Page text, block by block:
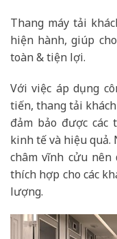
Thang máy tải
hiện hành, giúp
toàn & tiện lợi.
Với việc áp dụng
tiến, thang tải
đảm bảo được các
kinh tế và hiệu quả.
châm vĩnh cửu nên
thích hợp cho các
lượng.